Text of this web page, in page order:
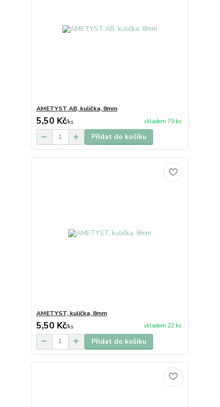
AMETYST AB, kulička, 8mm
5,50 Kč/ks skladem 79 ks
Přidat do košíku
AMETYST, kulička, 8mm
5,50 Kč/ks skladem 22 ks
Přidat do košíku